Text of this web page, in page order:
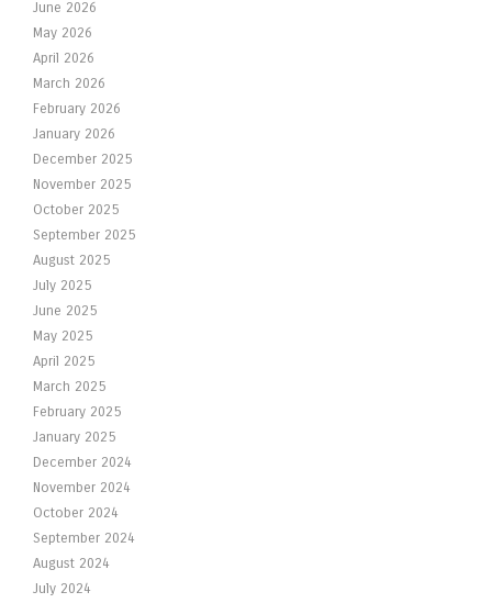
June 2026
May 2026
April 2026
March 2026
February 2026
January 2026
December 2025
November 2025
October 2025
September 2025
August 2025
July 2025
June 2025
May 2025
April 2025
March 2025
February 2025
January 2025
December 2024
November 2024
October 2024
September 2024
August 2024
July 2024